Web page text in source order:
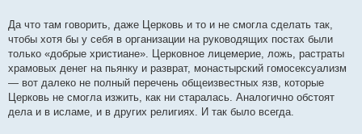
Да что там говорить, даже Церковь и то и не смогла сделать так,
чтобы хотя бы у себя в организации на руководящих постах были
только «добрые христиане». Церковное лицемерие, ложь, растраты
храмовых денег на пьянку и разврат, монастырский гомосексуализм
— вот далеко не полный перечень общеизвестных язв, которые
Церковь не смогла изжить, как ни старалась. Аналогично обстоят
дела и в исламе, и в других религиях. И так было всегда.